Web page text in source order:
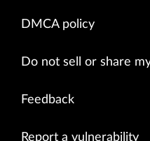
DMCA policy
Do not sell or share
Feedback
Report a vulnerability